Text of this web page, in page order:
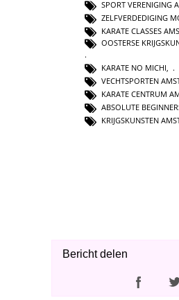
SPORT VERENIGING
ZELFVERDEDIGING
KARATE CLASSES
OOSTERSE
KARATE NO MICHI,
VECHTSPORTEN
KARATE CENTRUM
ABSOLUTE
KRIJGSKUNSTEN
Bericht delen